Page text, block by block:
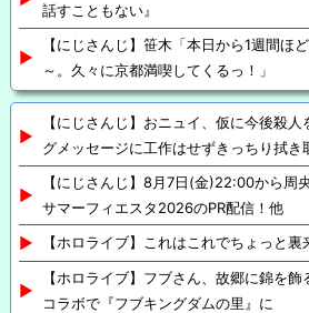
話すこともない』
【にじさんじ】笹木「本日から1週間ほ
～。久々に京都満喫してくるっ！」
【にじさんじ】おニュイ、仮に今後殺
グメッセージに工作はせずきっちり拭き
【にじさんじ】8月7日(金)22:00から周
サマーフィエスタ2026のPR配信！他
【ホロライブ】これはこれでちょっと裏
【ホロライブ】フブさん、故郷に錦を
コラボで『フブキングダムの里』に